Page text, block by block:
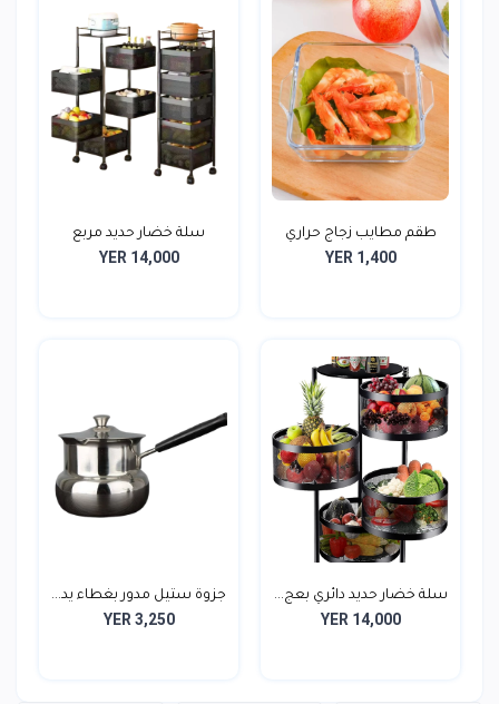
طقم مطايب زجاج حراري
YER 1,400
سلة خضار حديد مربع
بعجل...
YER 14,000
سلة خضار حديد دائري بعج...
YER 14,000
جزوة ستيل مدور بغطاء يد...
YER 3,250